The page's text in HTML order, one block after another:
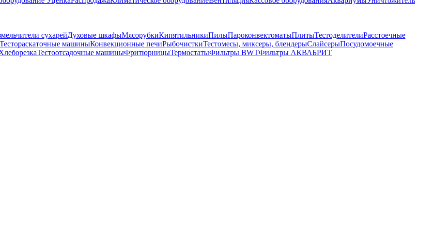
сухарейДуховые шкафыМясорубкиКипятильникиПилыПароконвектоматыПлитыТестоделителиРасстоечные
Тестораскаточные машиныКонвекционные печиРыбочисткиТестомесы, миксеры, блендерыСлайсерыПосудомоечные
Тестоотсадочные машиныФритюрницыТермостатыФильтры BWTФильтры АКВАБРИТ